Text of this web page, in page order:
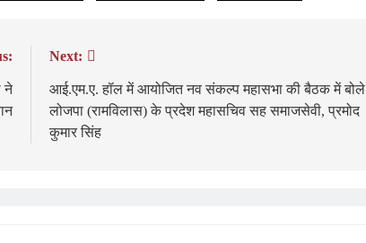
ने
Next:
आई.एम.ए. हॉल में आयोजित नव संकल्प महासभा की बैठक में बोले
लोजपा (रामविलास) के प्रदेश महासचिव सह समाजसेवी, प्रमोद
कुमार सिंह